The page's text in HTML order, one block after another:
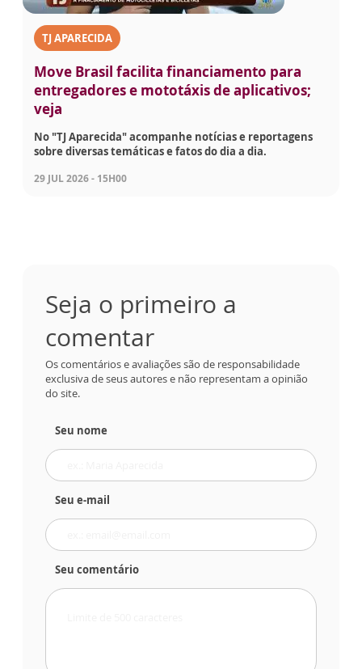
TJ APARECIDA
Move Brasil facilita financiamento para
entregadores e mototáxis de aplicativos;
veja
No "TJ Aparecida" acompanhe notícias e reportagens
sobre diversas temáticas e fatos do dia a dia.
29 JUL 2026 - 15H00
Seja o primeiro a
comentar
Os comentários e avaliações são de responsabilidade
exclusiva de seus autores e não representam a opinião
do site.
Seu nome
Seu e-mail
Seu comentário